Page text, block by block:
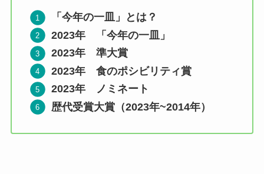
「今年の一皿」と は？
2023年 「今年の一皿」
2023年
準大賞
2023年
食のポシビリティ賞
2023年 ノミネート
歴代受賞大賞（2023年~2014年）